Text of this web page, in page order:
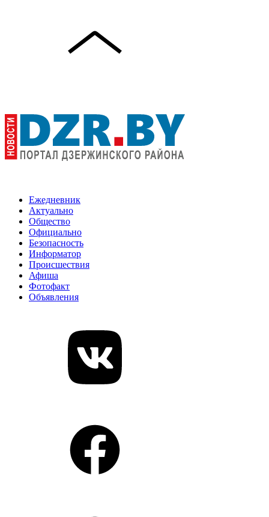
Ежедневник
Актуально
Общество
Официально
Безопасность
Информатор
Происшествия
Афиша
Фотофакт
Объявления